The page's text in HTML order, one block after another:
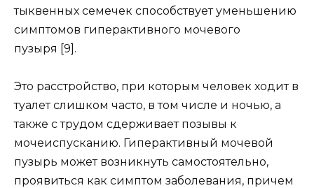
тыквенных семечек способствует уменьшению
симптомов гиперактивного мочевого
пузыря [9].
Это расстройство, при которым человек ходит в
туалет слишком часто, в том числе и ночью, а
также с трудом сдерживает позывы к
мочеиспусканию. Гиперактивный мочевой
пузырь может возникнуть самостоятельно,
проявиться как симптом заболевания, причем